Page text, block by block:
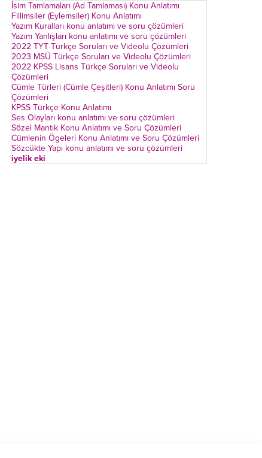
İsim Tamlamaları (Ad Tamlaması) Konu Anlatımı
Fiilimsiler (Eylemsiler) Konu Anlatımı
Yazım Kuralları konu anlatımı ve soru çözümleri
Yazım Yanlışları konu anlatımı ve soru çözümleri
2022 TYT Türkçe Soruları ve Videolu Çözümleri
2023 MSÜ Türkçe Soruları ve Videolu Çözümleri
2022 KPSS Lisans Türkçe Soruları ve Videolu
Çözümleri
Cümle Türleri (Cümle Çeşitleri) Konu Anlatımı Soru
Çözümleri
KPSS Türkçe Konu Anlatımı
Ses Olayları konu anlatımı ve soru çözümleri
Sözel Mantık Konu Anlatımı ve Soru Çözümleri
Cümlenin Ögeleri Konu Anlatımı ve Soru Çözümleri
Sözcükte Yapı konu anlatımı ve soru çözümleri
iyelik eki